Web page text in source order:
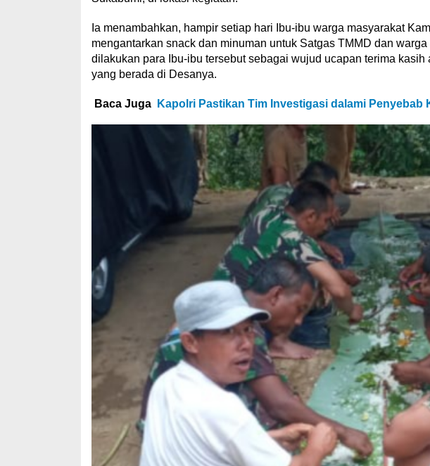
Ia menambahkan, hampir setiap hari Ibu-ibu warga masyarakat
mengantarkan snack dan minuman untuk Satgas TMMD dan
dilakukan para Ibu-ibu tersebut sebagai wujud ucapan terima
yang berada di Desanya.
Baca Juga Kapolri Pastikan Tim Investigasi dalami Penyebab